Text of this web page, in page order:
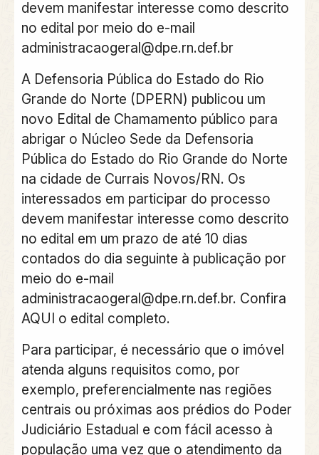
devem manifestar interesse como descrito
no edital por meio do e-mail
administracaogeral@dpe.rn.def.br
A Defensoria Pública do Estado do Rio
Grande do Norte (DPERN) publicou um
novo Edital de Chamamento público para
abrigar o Núcleo Sede da Defensoria
Pública do Estado do Rio Grande do Norte
na cidade de Currais Novos/RN. Os
interessados em participar do processo
devem manifestar interesse como descrito
no edital em um prazo de até 10 dias
contados do dia seguinte à publicação por
meio do e-mail
administracaogeral@dpe.rn.def.br. Confira
AQUI o edital completo.
Para participar, é necessário que o imóvel
atenda alguns requisitos como, por
exemplo, preferencialmente nas regiões
centrais ou próximas aos prédios do Poder
Judiciário Estadual e com fácil acesso à
população uma vez que o atendimento da